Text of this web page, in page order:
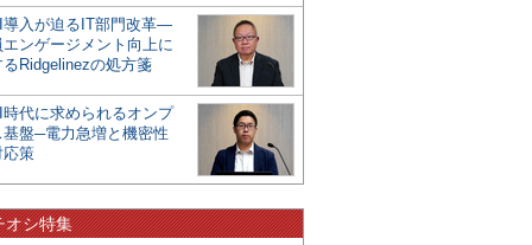
導入が迫るIT部門改革―
ンゲージメント向上に
Ridgelinezの処方箋
代に求められるオンプ
基盤─電力急増と機密性
応策
オシ特集